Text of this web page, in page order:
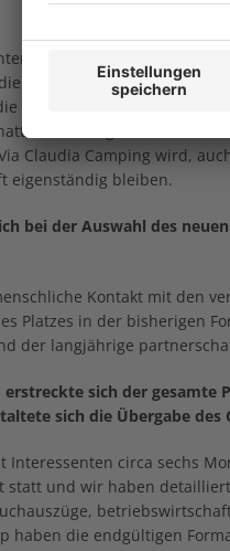
Kandidaten in
Zukunft des Via Claudia
Plätze in Schweden und
seinen eigenen
Claudia Camping wird,
eigenständig bleiben.
bei der Auswahl des
Kontakt mit den
Platzes in der bisherigen
der langjährige
sich der gesamte
sich die Übergabe des
Interessenten circa sechs
statt und wir haben
haben die endgültigen